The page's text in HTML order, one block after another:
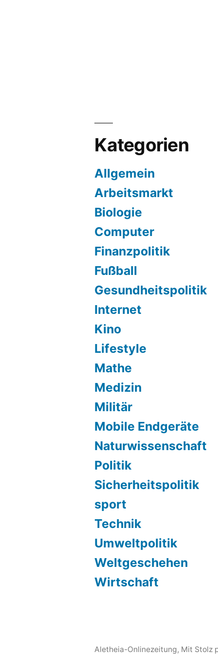
Kategorien
Allgemein
Arbeitsmarkt
Biologie
Computer
Finanzpolitik
Fußball
Gesundheitspolitik
Internet
Kino
Lifestyle
Mathe
Medizin
Militär
Mobile Endgeräte
Naturwissenschaft
Politik
Sicherheitspolitik
sport
Technik
Umweltpolitik
Weltgeschehen
Wirtschaft
Aletheia-Onlinezeitung, Mit Stolz